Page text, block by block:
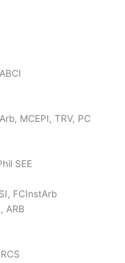
MCEPI, TRV, PC
SEE
FCInstArb
ARB